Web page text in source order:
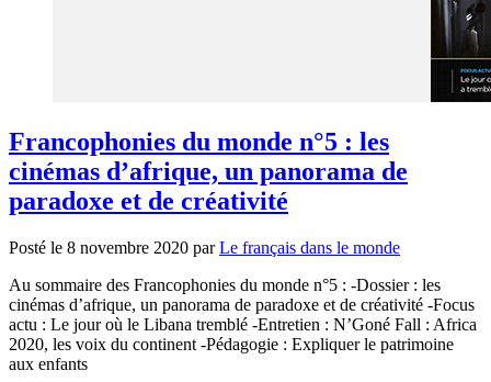
Francophonies du monde n°5 : les
cinémas d’afrique, un panorama de
paradoxe et de créativité
Posté le 8 novembre 2020 par Le français dans le monde
Au sommaire des Francophonies du monde n°5 : -Dossier : les
cinémas d’afrique, un panorama de paradoxe et de créativité -Focus
actu : Le jour où le Libana tremblé -Entretien : N’Goné Fall : Africa
2020, les voix du continent -Pédagogie : Expliquer le patrimoine
aux enfants